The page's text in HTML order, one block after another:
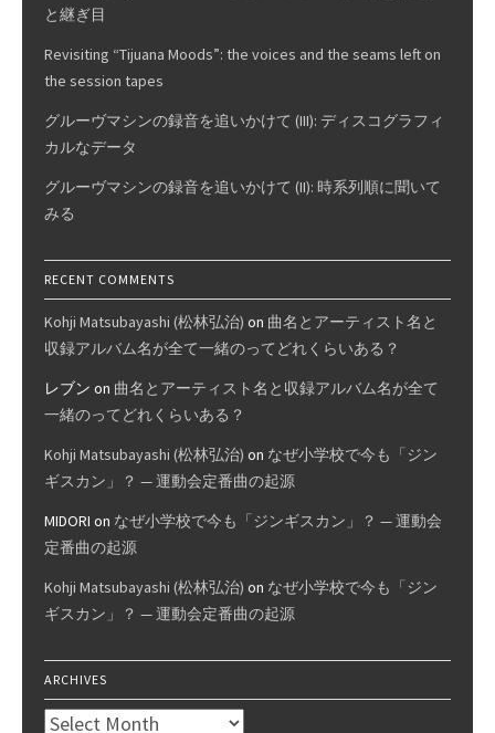
と継ぎ目
Revisiting “Tijuana Moods”: the voices and the seams left on
the session tapes
グルーヴマシンの録音を追いかけて (III): ディスコグラフィ
カルなデータ
グルーヴマシンの録音を追いかけて (II): 時系列順に聞いて
みる
RECENT COMMENTS
Kohji Matsubayashi (松林弘治) on 曲名とアーティスト名と
収録アルバム名が全て一緒のってどれくらいある？
レブン on 曲名とアーティスト名と収録アルバム名が全て
一緒のってどれくらいある？
Kohji Matsubayashi (松林弘治) on なぜ小学校で今も「ジン
ギスカン」？ — 運動会定番曲の起源
MIDORI on なぜ小学校で今も「ジンギスカン」？ — 運動会
定番曲の起源
Kohji Matsubayashi (松林弘治) on なぜ小学校で今も「ジン
ギスカン」？ — 運動会定番曲の起源
ARCHIVES
Archives